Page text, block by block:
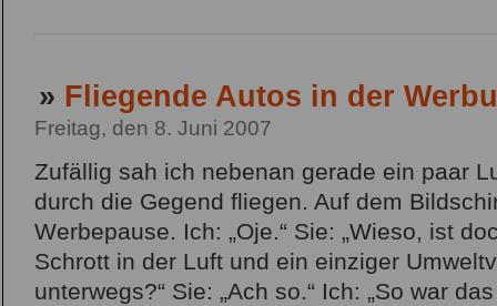
» Fliegende Autos in der
Freitag, den 8. Juni 2007
Zufällig sah ich nebenan gerade ein paar
durch die Gegend fliegen. Auf dem
Werbepause. Ich: „Oje.“ Sie: „Wieso, ist
Schrott in der Luft und ein einziger
unterwegs?“ Sie: „Ach so.“ Ich: „So war